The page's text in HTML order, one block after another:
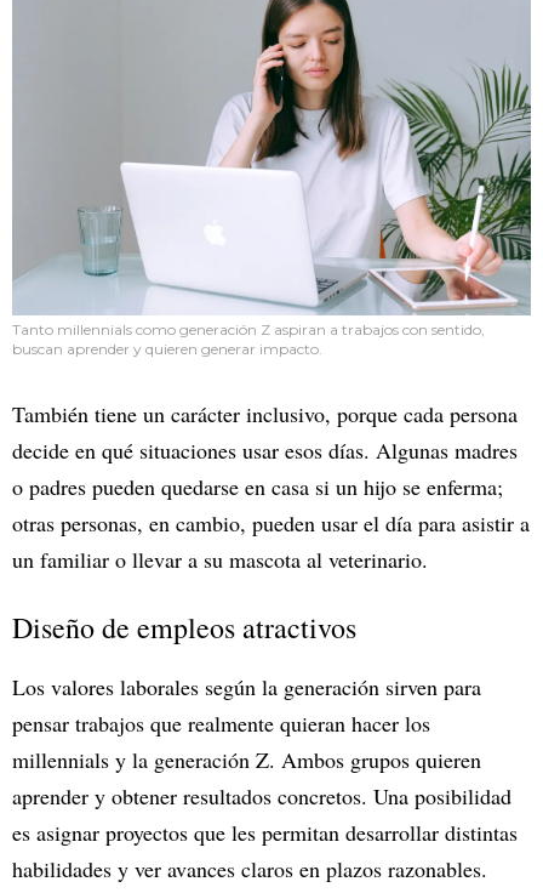
Tanto millennials como generación Z aspiran a trabajos con sentido,
buscan aprender y quieren generar impacto.
También tiene un carácter inclusivo, porque cada persona
decide en qué situaciones usar esos días. Algunas madres
o padres pueden quedarse en casa si un hijo se enferma;
otras personas, en cambio, pueden usar el día para asistir a
un familiar o llevar a su mascota al veterinario.
Diseño de empleos atractivos
Los valores laborales según la generación sirven para
pensar trabajos que realmente quieran hacer los
millennials y la generación Z. Ambos grupos quieren
aprender y obtener resultados concretos. Una posibilidad
es asignar proyectos que les permitan desarrollar distintas
habilidades y ver avances claros en plazos razonables.